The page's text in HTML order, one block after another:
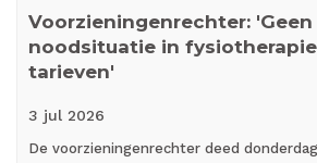
Voorzieningenrechter:
noodsituatie in
tarieven'
3 jul 2026
De voorzieningenrechter deed